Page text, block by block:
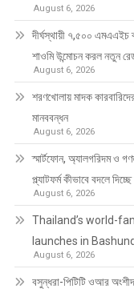
August 6, 2026
দীর্ঘস্থায়ী ৭,৫০০ এমএএইচ
শাওমি উন্মোচন করল নতুন
August 6, 2026
শরণখোলায় মাদক
মানববন্ধন
August 6, 2026
স্মার্টফোন, অ্যালগরিদম ও
প্ল্যাটফর্ম কীভাবে বদলে
August 6, 2026
Thailand’s world-
launches in
August 6, 2026
বসুন্ধরা-পিটিটি ওআর